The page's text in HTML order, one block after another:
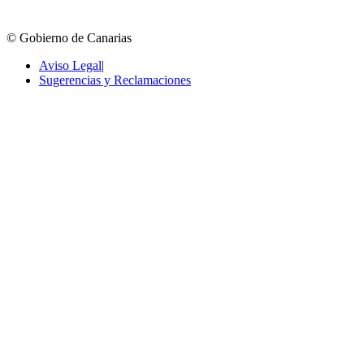
© Gobierno de Canarias
Aviso Legal|
Sugerencias y Reclamaciones